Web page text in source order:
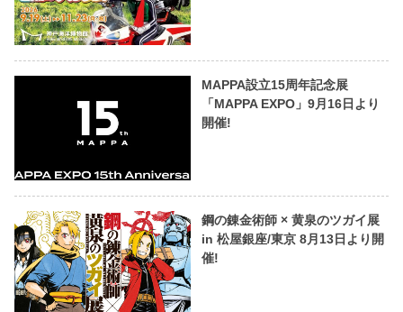
MAPPA設立15周年記念展
「MAPPA EXPO」9月16日より
開催!
鋼の錬金術師 × 黄泉のツガイ展
in 松屋銀座/東京 8月13日より開
催!